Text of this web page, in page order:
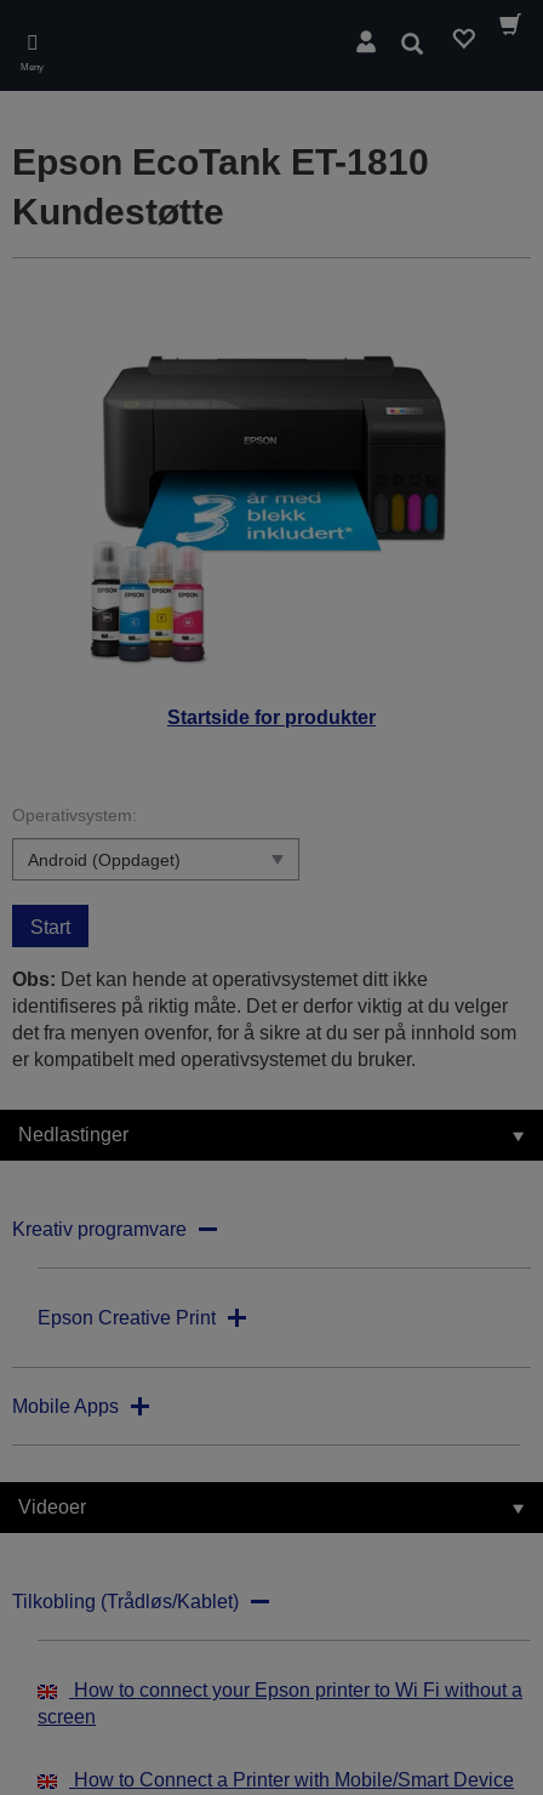
main
content
Meny
Søk
Startside for produkter
Epson EcoTank ET-1810
Kundestøtte
Operativsystem:
Start
Obs: Det kan hende at operativsystemet ditt ikke
identifiseres på riktig måte. Det er derfor viktig at du velger
det fra menyen ovenfor, for å sikre at du ser på innhold som
er kompatibelt med operativsystemet du bruker.
Nedlastinger
Kreativ programvare
Epson Creative Print
Mobile Apps
Videoer
Tilkobling (Trådløs/Kablet)
How to connect your Epson printer to Wi Fi without a
screen
How to Connect a Printer with Mobile/Smart Device